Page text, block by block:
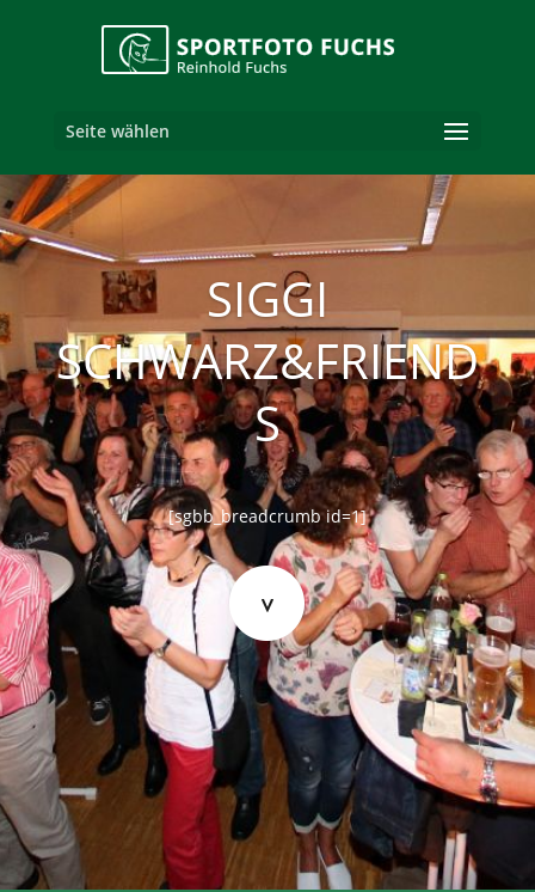
Seite wählen
SIGGI
SCHWARZ&FRIEND
S
[sgbb_breadcrumb id=1]